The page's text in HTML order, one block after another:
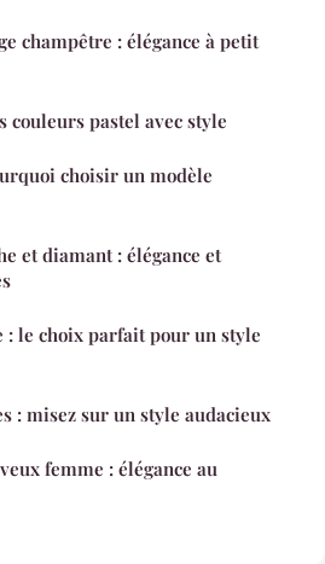
champêtre : élégance à petit
couleurs pastel avec style
choisir un modèle
et diamant : élégance et
: le choix parfait pour un style
: misez sur un style audacieux
femme : élégance au